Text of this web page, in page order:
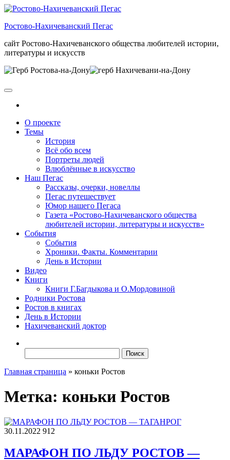
Skip
the
Ростово-Нахичеванский Пегас
сайт Ростово-Нахичеванского общества любителей истории,
литературы и искусств
О проекте
Темы
История
Всё обо всем
Портреты людей
Влюблённые в искусство
Наш Пегас
Рассказы, очерки, новеллы
Пегас путешествует
Юмор нашего Пегаса
Газета «Ростово-Нахичеванского общества
любителей истории, литературы и искусств»
События
События
Хроники. Факты. Комментарии
День в Истории
Видео
Книги
Книги Г.Багдыкова и О.Мордовиной
Родники Ростова
Ростов в книгах
День в Истории
Нахичеванский доктор
Главная страница » коньки Ростов
Метка: коньки Ростов
30.11.2022 912
МАРАФОН ПО ЛЬДУ РОСТОВ —